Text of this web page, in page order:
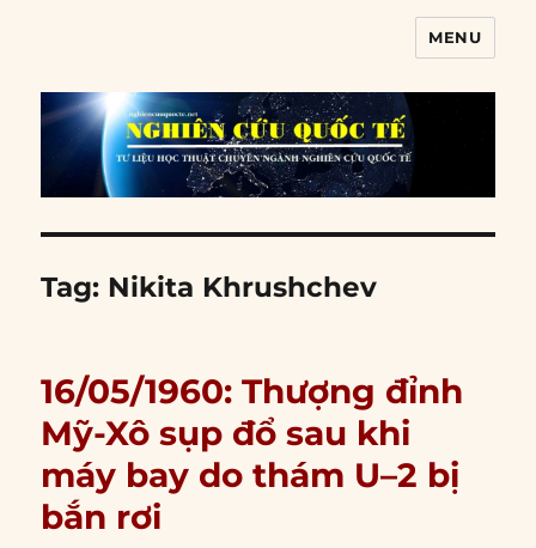
MENU
Tag: Nikita Khrushchev
16/05/1960: Thượng đỉnh
Mỹ-Xô sụp đổ sau khi
máy bay do thám U–2 bị
bắn rơi